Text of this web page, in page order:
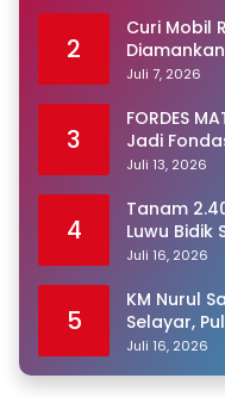
2
Curi Mobil
Juli 7, 2026
3
FORDES
Jadi
Juli 13, 2026
4
Tanam
Luwu Bidik
Juli 16, 2026
5
KM Nurul
Selayar,
Juli 16, 2026